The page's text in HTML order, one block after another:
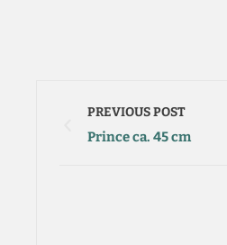
PREVIOUS POST
Prince ca. 45 cm